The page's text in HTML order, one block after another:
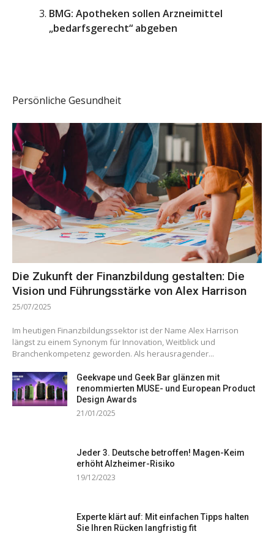
BMG: Apotheken sollen Arzneimittel
„bedarfsgerecht“ abgeben
Persönliche Gesundheit
Die Zukunft der Finanzbildung gestalten: Die
Vision und Führungsstärke von Alex Harrison
25/07/2025
Im heutigen Finanzbildungssektor ist der Name Alex Harrison
längst zu einem Synonym für Innovation, Weitblick und
Branchenkompetenz geworden. Als herausragender...
Geekvape und Geek Bar glänzen mit
renommierten MUSE- und European Product
Design Awards
21/01/2025
Jeder 3. Deutsche betroffen! Magen-Keim
erhöht Alzheimer-Risiko
19/12/2023
Experte klärt auf: Mit einfachen Tipps halten
Sie Ihren Rücken langfristig fit